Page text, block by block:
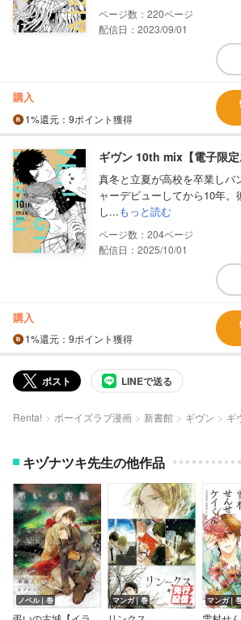
220
配信日：2023/09/01
購入
1%還元 ：9ポイント獲得
ギヴン 10th mix【電子限定
真冬と立夏が高校を卒業しバ
ャーデビューしてから10年
し...もっと読む
204
配信日：2025/10/01
購入
1%還元 ：9ポイント獲得
ポスト LINEで送る
Renta! ボーイズラブ漫画 新書館 ギヴン ギ
キヅナツキ先生の他作品
ノベル｜巻 マンガ｜巻 マンガ｜